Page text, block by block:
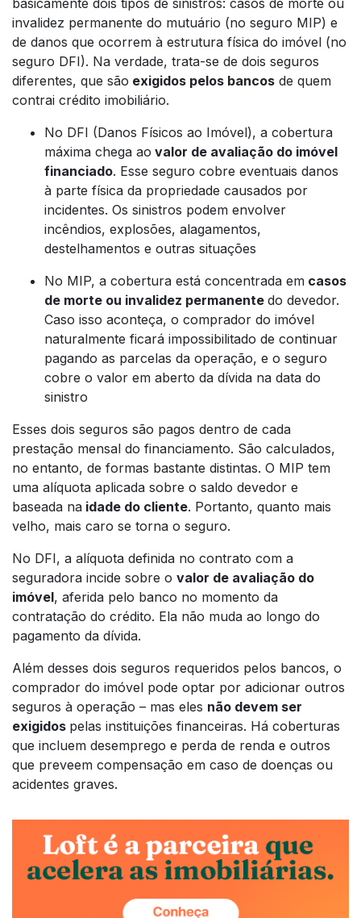
invalidez permanente do mutuário (no seguro MIP) e
de danos que ocorrem à estrutura física do imóvel (no
seguro DFI). Na verdade, trata-se de dois seguros
diferentes, que são exigidos pelos bancos de quem
contrai crédito imobiliário.
No DFI (Danos Físicos ao Imóvel), a cobertura
máxima chega ao valor de avaliação do imóvel
financiado. Esse seguro cobre eventuais danos
à parte física da propriedade causados por
incidentes. Os sinistros podem envolver
incêndios, explosões, alagamentos,
destelhamentos e outras situações
No MIP, a cobertura está concentrada em casos
de morte ou invalidez permanente do devedor.
Caso isso aconteça, o comprador do imóvel
naturalmente ficará impossibilitado de continuar
pagando as parcelas da operação, e o seguro
cobre o valor em aberto da dívida na data do
sinistro
Esses dois seguros são pagos dentro de cada
prestação mensal do financiamento. São calculados,
no entanto, de formas bastante distintas. O MIP tem
uma alíquota aplicada sobre o saldo devedor e
baseada na idade do cliente. Portanto, quanto mais
velho, mais caro se torna o seguro.
No DFI, a alíquota definida no contrato com a
seguradora incide sobre o valor de avaliação do
imóvel, aferida pelo banco no momento da
contratação do crédito. Ela não muda ao longo do
pagamento da dívida.
Além desses dois seguros requeridos pelos bancos, o
comprador do imóvel pode optar por adicionar outros
seguros à operação – mas eles não devem ser
exigidos pelas instituições financeiras. Há coberturas
que incluem desemprego e perda de renda e outros
que preveem compensação em caso de doenças ou
acidentes graves.